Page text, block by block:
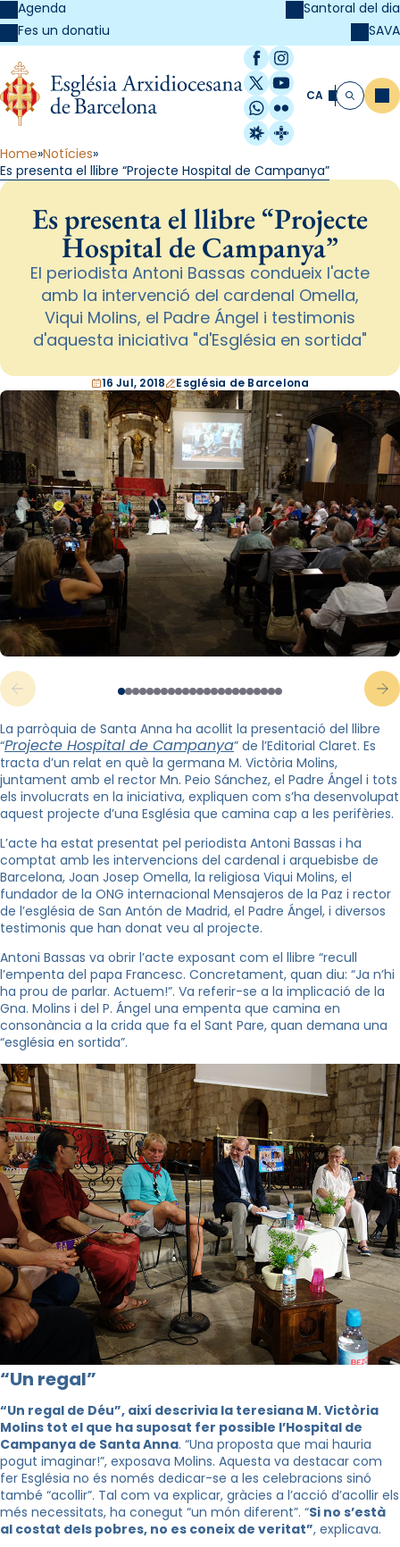
Agenda
Fes un donatiu
Santoral del dia
SAVA
Facebook
Instagram
X / Twitter
YouTube
WhatsApp
Flickr
Radio Estel
Catalunya
CA Cerca
Home Notícies
Es presenta el llibre “Projecte Hospital de Campanya”
Es presenta el llibre “Projecte
Hospital de Campanya”
El periodista Antoni Bassas condueix l'acte
amb la intervenció del cardenal Omella,
Viqui Molins, el Padre Ángel i testimonis
d'aquesta iniciativa "d'Església en sortida"
16 Jul, 2018 Església de Barcelona
La parròquia de Santa Anna ha acollit la presentació del llibre
“Projecte Hospital de Campanya” de l’Editorial Claret. Es
tracta d’un relat en què la germana M. Victòria Molins,
juntament amb el rector Mn. Peio Sánchez, el Padre Ángel i tots
els involucrats en la iniciativa, expliquen com s’ha desenvolupat
aquest projecte d’una Església que camina cap a les perifèries.
L’acte ha estat presentat pel periodista Antoni Bassas i ha
comptat amb les intervencions del cardenal i arquebisbe de
Barcelona, Joan Josep Omella, la religiosa Viqui Molins, el
fundador de la ONG internacional Mensajeros de la Paz i rector
de l’església de San Antón de Madrid, el Padre Ángel, i diversos
testimonis que han donat veu al projecte.
Antoni Bassas va obrir l’acte exposant com el llibre “recull
l’empenta del papa Francesc. Concretament, quan diu: “Ja n’hi
ha prou de parlar. Actuem!”. Va referir-se a la implicació de la
Gna. Molins i del P. Ángel una empenta que camina en
consonància a la crida que fa el Sant Pare, quan demana una
“església en sortida”.
“Un regal”
“Un regal de Déu”, així descrivia la teresiana M. Victòria
Molins tot el que ha suposat fer possible l’Hospital de
Campanya de Santa Anna. “Una proposta que mai hauria
pogut imaginar!”, exposava Molins. Aquesta va destacar com
fer Església no és només dedicar-se a les celebracions sinó
també “acollir”. Tal com va explicar, gràcies a l’acció d’acollir els
més necessitats, ha conegut “un món diferent”. “Si no s’està
al costat dels pobres, no es coneix de veritat”, explicava.